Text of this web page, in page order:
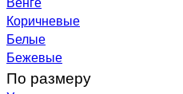
Коричневые
Белые
Бежевые
По размеру